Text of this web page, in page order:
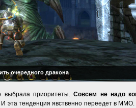
очередного дракона
выбрала приоритеты.Совсем не надо
И эта тенденция явственно переедет в